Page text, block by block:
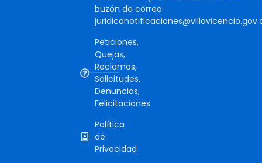
buzón de correo:
Peticiones,
Quejas,
Reclamos,
Solicitudes,
Denuncias,
Felicitaciones
Política
de
Privacidad